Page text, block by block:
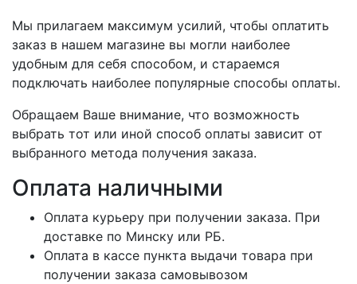
Мы прилагаем максимум усилий, чтобы оплатить
заказ в нашем магазине вы могли наиболее
удобным для себя способом, и стараемся
подключать наиболее популярные способы оплаты.
Обращаем Ваше внимание, что возможность
выбрать тот или иной способ оплаты зависит от
выбранного метода получения заказа.
Оплата наличными
Оплата курьеру при получении заказа. При
доставке по Минску или РБ.
Оплата в кассе пункта выдачи товара при
получении заказа самовывозом